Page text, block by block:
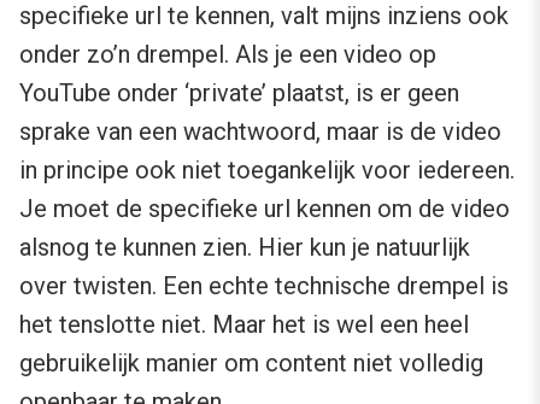
specifieke url te kennen, valt mijns inziens ook
onder zo’n drempel. Als je een video op
YouTube onder ‘private’ plaatst, is er geen
sprake van een wachtwoord, maar is de video
in principe ook niet toegankelijk voor iedereen.
Je moet de specifieke url kennen om de video
alsnog te kunnen zien. Hier kun je natuurlijk
over twisten. Een echte technische drempel is
het tenslotte niet. Maar het is wel een heel
gebruikelijk manier om content niet volledig